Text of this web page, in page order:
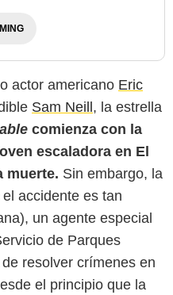
actor americano Eric
Sam Neill, la estrella
comienza con la
escaladora en El
muerte. Sin embargo, la
accidente es tan
un agente especial
de Parques
resolver crímenes en
el principio que la